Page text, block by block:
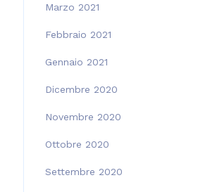
Marzo 2021
Febbraio 2021
Gennaio 2021
Dicembre 2020
Novembre 2020
Ottobre 2020
Settembre 2020